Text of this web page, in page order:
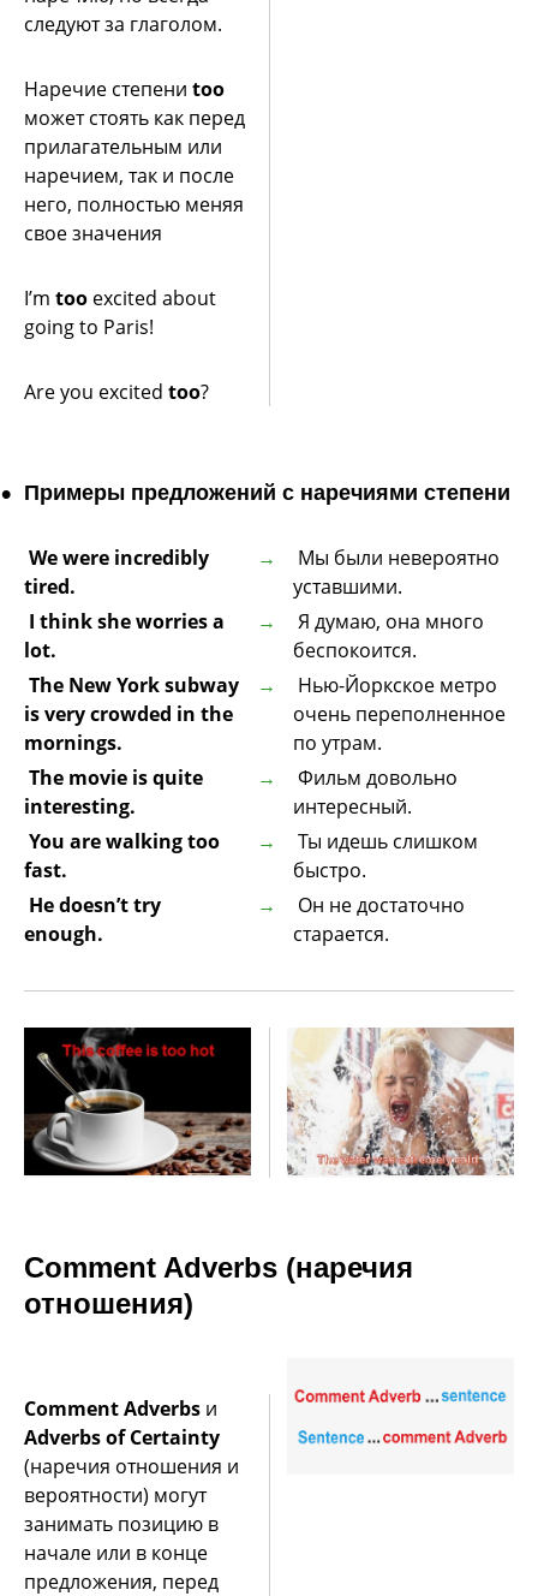
следуют за глаголом.
Наречие степени too
может стоять как перед
прилагательным или
наречием, так и после
него, полностью меняя
свое значения
I’m too excited about
going to Paris!
Are you excited too?
Примеры предложений с наречиями степени
We were incredibly
tired.
Мы были невероятно
уставшими.
I think she worries a
lot.
Я думаю, она много
беспокоится.
The New York subway
is very crowded in the
mornings.
Нью-Йоркское метро
очень переполненное
по утрам.
The movie is quite
interesting.
Фильм довольно
интересный.
You are walking too
fast.
Ты идешь слишком
быстро.
He doesn’t try
enough.
Он не достаточно
старается.
Comment Adverbs (наречия
отношения)
Comment Adverbs и
Adverbs of Сertainty
(наречия отношения и
вероятности) могут
занимать позицию в
начале или в конце
предложения, перед